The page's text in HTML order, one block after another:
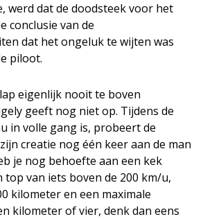
werd dat de doodsteek voor het
conclusie van de
dat het ongeluk te wijten was
piloot.
eigenlijk nooit te boven
geeft nog niet op. Tijdens de
in volle gang is, probeert de
creatie nog één keer aan de man
je nog behoefte aan een kek
van iets boven de 200 km/u,
kilometer en een maximale
kilometer of vier, denk dan eens